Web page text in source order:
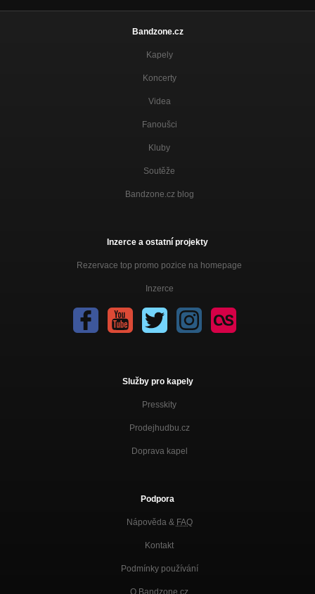
Bandzone.cz
Kapely
Koncerty
Videa
Fanoušci
Kluby
Soutěže
Bandzone.cz blog
Inzerce a ostatní projekty
Rezervace top promo pozice na homepage
Inzerce
Služby pro kapely
Presskity
Prodejhudbu.cz
Doprava kapel
Podpora
Nápověda & FAQ
Kontakt
Podmínky používání
O Bandzone.cz